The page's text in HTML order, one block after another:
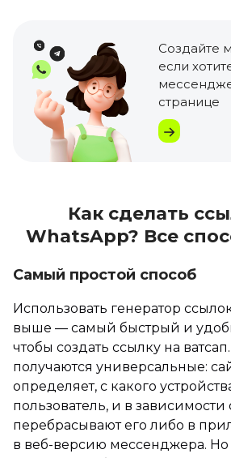
Создайте
если
странице
Как сделать
WhatsApp? Все
Самый простой способ
Использовать генератор
выше — самый быстрый и
чтобы создать ссылку на
получаются универсальные:
определяет, с какого
пользователь, и в зависимости
перебрасывают его либо в
в веб-версию мессенджера. Но